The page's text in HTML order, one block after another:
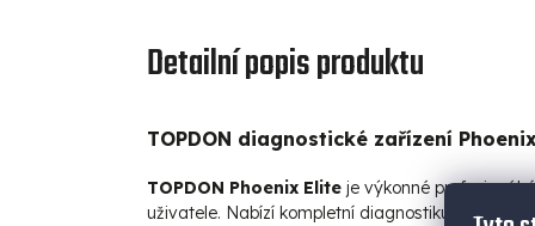
Detailní popis produktu
TOPDON diagnostické zařízení
TOPDON Phoenix Elite je výkonné
uživatele. Nabízí kompletní diagnostiku vozidel,